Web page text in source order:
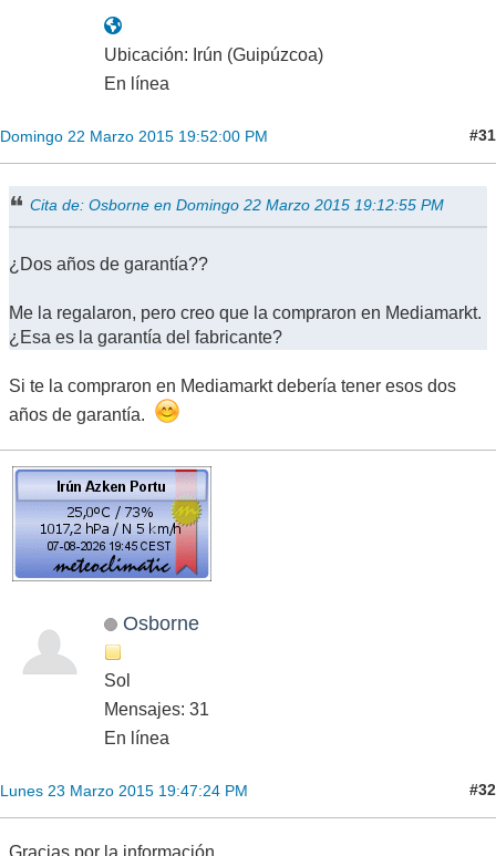
Ubicación: Irún (Guipúzcoa)
En línea
Domingo 22 Marzo 2015 19:52:00 PM #31
Cita de: Osborne en Domingo 22 Marzo 2015 19:12:55 PM
¿Dos años de garantía??
Me la regalaron, pero creo que la compraron en Mediamarkt.
¿Esa es la garantía del fabricante?
Si te la compraron en Mediamarkt debería tener esos dos
años de garantía.
Osborne
Sol
Mensajes: 31
En línea
Lunes 23 Marzo 2015 19:47:24 PM #32
Gracias por la información.